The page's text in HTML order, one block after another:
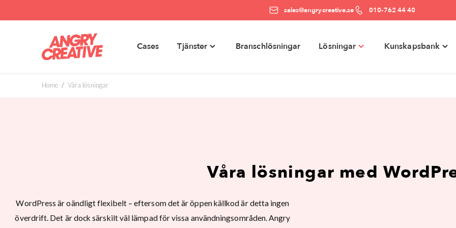
sales@angrycreative.se 010-762 44 40
Hoppa
till
Cases Tjänster Toggle
Branschlösningar Lösningar Toggle
Kunskapsbank
Home / Våra lösningar
Våra lösningar med
WordPress är oändligt flexibelt – eftersom det är öppen källkod är detta ingen
överdrift. Det är dock särskilt väl lämpad för vissa användningsområden. Angry